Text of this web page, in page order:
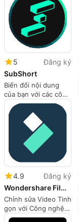
5
Đăng ký
SubShort
Biến đổi nội dung
của bạn với các công
cụ AI của SubShort
4.9
Đăng ký
Wondershare Filmora
Chỉnh sửa Video Tinh
gọn với Công nghệ
AI